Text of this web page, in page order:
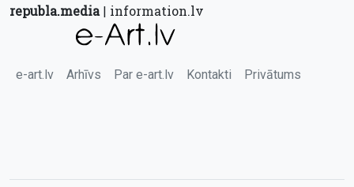
republa.media| information.lv
e-art.lv Arhīvs Par e-art.lv Kontakti Privātums